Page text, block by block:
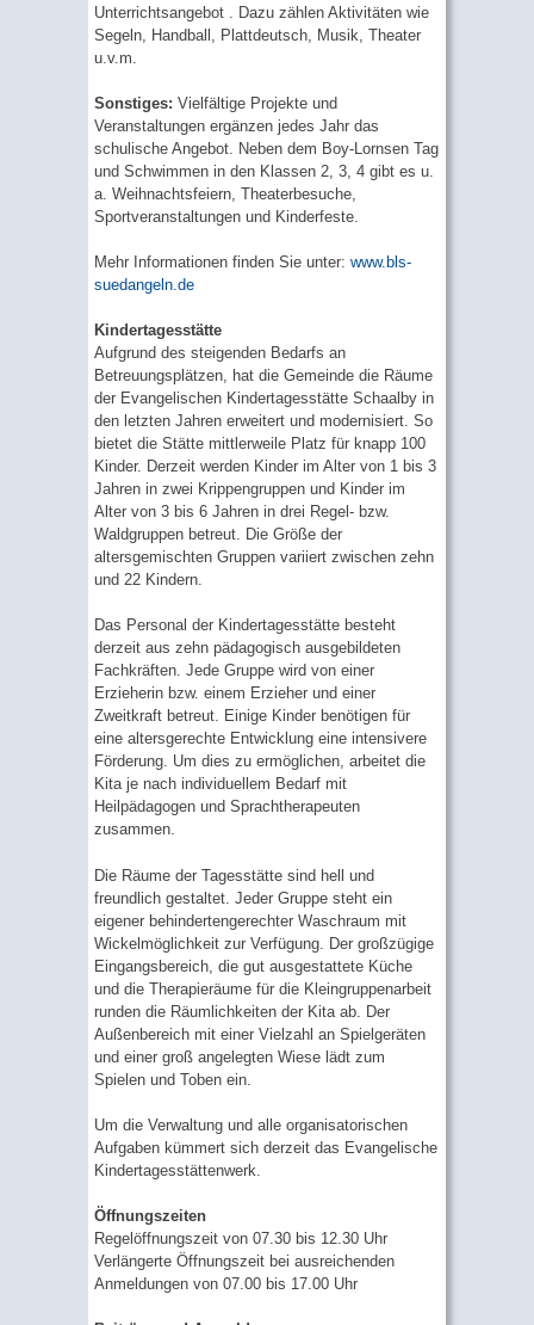
Unterrichtsangebot . Dazu zählen Aktivitäten wie
Segeln, Handball, Plattdeutsch, Musik, Theater
u.v.m.
Sonstiges: Vielfältige Projekte und
Veranstaltungen ergänzen jedes Jahr das
schulische Angebot. Neben dem Boy-Lornsen Tag
und Schwimmen in den Klassen 2, 3, 4 gibt es u.
a. Weihnachtsfeiern, Theaterbesuche,
Sportveranstaltungen und Kinderfeste.
Mehr Informationen finden Sie unter: www.bls-
suedangeln.de
Kindertagesstätte
Aufgrund des steigenden Bedarfs an
Betreuungsplätzen, hat die Gemeinde die Räume
der Evangelischen Kindertagesstätte Schaalby in
den letzten Jahren erweitert und modernisiert. So
bietet die Stätte mittlerweile Platz für knapp 100
Kinder. Derzeit werden Kinder im Alter von 1 bis 3
Jahren in zwei Krippengruppen und Kinder im
Alter von 3 bis 6 Jahren in drei Regel- bzw.
Waldgruppen betreut. Die Größe der
altersgemischten Gruppen variiert zwischen zehn
und 22 Kindern.
Das Personal der Kindertagesstätte besteht
derzeit aus zehn pädagogisch ausgebildeten
Fachkräften. Jede Gruppe wird von einer
Erzieherin bzw. einem Erzieher und einer
Zweitkraft betreut. Einige Kinder benötigen für
eine altersgerechte Entwicklung eine intensivere
Förderung. Um dies zu ermöglichen, arbeitet die
Kita je nach individuellem Bedarf mit
Heilpädagogen und Sprachtherapeuten
zusammen.
Die Räume der Tagesstätte sind hell und
freundlich gestaltet. Jeder Gruppe steht ein
eigener behindertengerechter Waschraum mit
Wickelmöglichkeit zur Verfügung. Der großzügige
Eingangsbereich, die gut ausgestattete Küche
und die Therapieräume für die Kleingruppenarbeit
runden die Räumlichkeiten der Kita ab. Der
Außenbereich mit einer Vielzahl an Spielgeräten
und einer groß angelegten Wiese lädt zum
Spielen und Toben ein.
Um die Verwaltung und alle organisatorischen
Aufgaben kümmert sich derzeit das Evangelische
Kindertagesstättenwerk.
Öffnungszeiten
Regelöffnungszeit von 07.30 bis 12.30 Uhr
Verlängerte Öffnungszeit bei ausreichenden
Anmeldungen von 07.00 bis 17.00 Uhr